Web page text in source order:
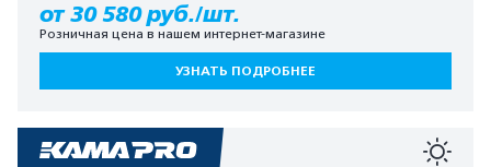
от 30 580 руб./шт.
Розничная цена в нашем интернет-магазине
УЗНАТЬ ПОДРОБНЕЕ